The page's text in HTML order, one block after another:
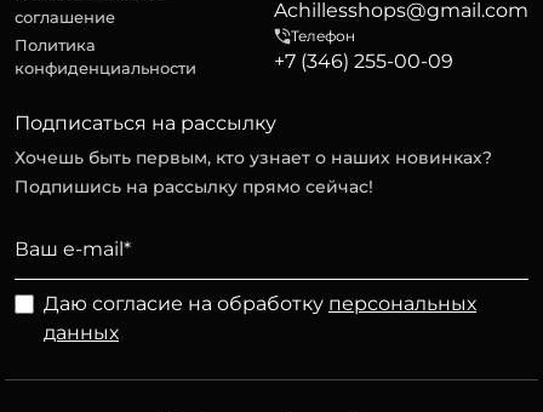
соглашение
Политика
конфиденциальности
Achillesshops@gmail.com
Телефон
+7 (346) 255-00-09
Подписаться на рассылку
Хочешь быть первым, кто узнает о наших новинках?
Подпишись на рассылку прямо сейчас!
Даю согласие на обработку персональных
данных